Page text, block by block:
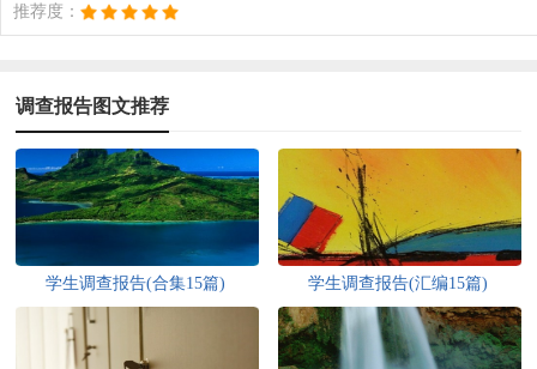
推荐度：
调查报告图文推荐
学生调查报告(合集15篇) 学生调查报告(汇编15篇)